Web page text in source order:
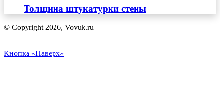
Толщина штукатурки стены
© Copyright 2026, Vovuk.ru
Кнопка «Наверх»